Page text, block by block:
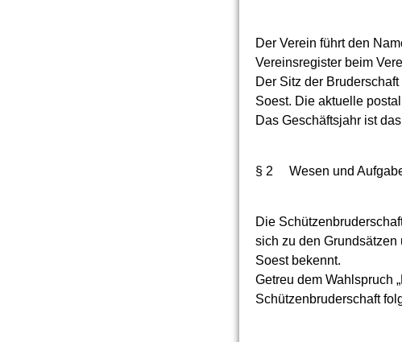
Der Verein führt den
Vereinsregister beim
Der Sitz der
Soest. Die aktuelle
Das Geschäftsjahr ist
§ 2 Wesen und
Die
sich zu den
Soest bekennt.
Getreu dem Wahlspruch
Schützenbruderschaft